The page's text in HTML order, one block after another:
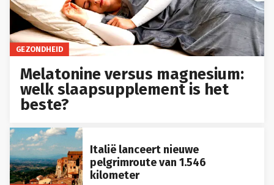
GEZONDHEID
Melatonine versus magnesium:
welk slaapsupplement is het
beste?
Italië lanceert nieuwe
pelgrimroute van 1.546
kilometer